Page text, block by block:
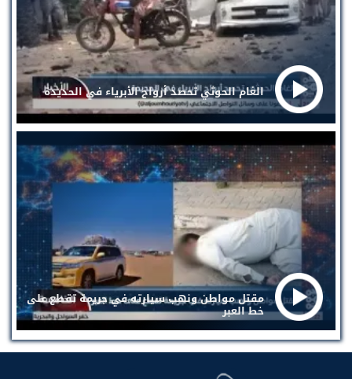
الغام الحوثي تحصد أرواح الأبرياء في الحديدة
مقتل مواطن ونهب سيارته في جريمة تقطع على
خط العبر